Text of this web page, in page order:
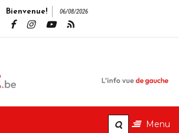
Bienvenue! 06/08/2026
Menu